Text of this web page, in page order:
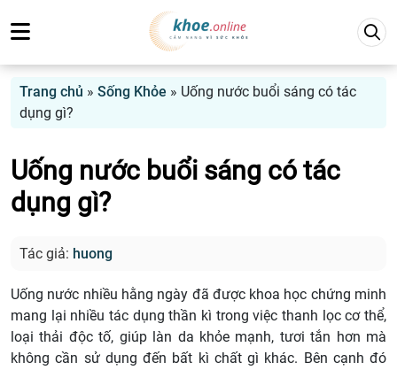
Trang chủ » Sống Khỏe » Uống nước buổi sáng có tác
dụng gì?
Uống nước buổi sáng có tác
dụng gì?
Tác giả: huong
Uống nước nhiều hằng ngày đã được khoa học chứng minh
mang lại nhiều tác dụng thần kì trong việc thanh lọc cơ thể,
loại thải độc tố, giúp làn da khỏe mạnh, tươi tắn hơn mà
không cần sử dụng đến bất kì chất gì khác. Bên cạnh đó